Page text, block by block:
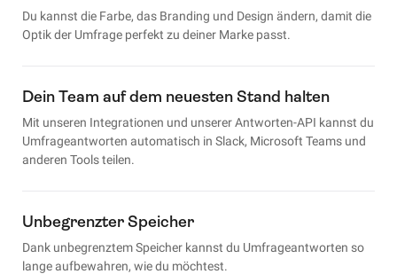
Du kannst die Farbe, das Branding und Design ändern, damit die
Optik der Umfrage perfekt zu deiner Marke passt.
Dein Team auf dem neuesten Stand halten
Mit unseren Integrationen und unserer Antworten-API kannst du
Umfrageantworten automatisch in Slack, Microsoft Teams und
anderen Tools teilen.
Unbegrenzter Speicher
Dank unbegrenztem Speicher kannst du Umfrageantworten so
lange aufbewahren, wie du möchtest.